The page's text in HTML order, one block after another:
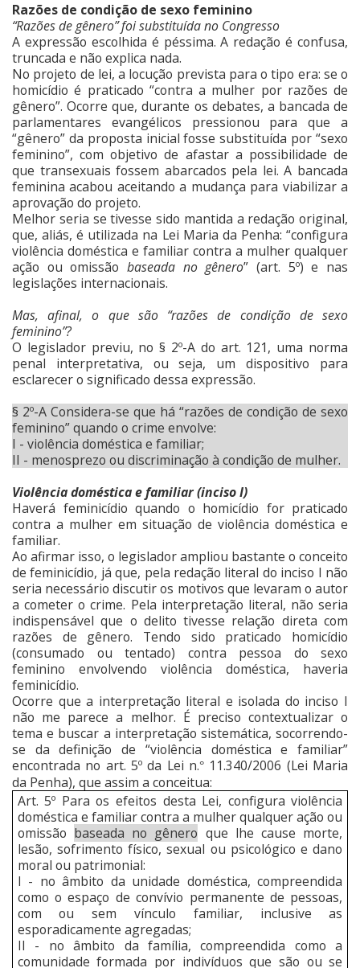
Razões de condição de sexo feminino
“Razões de gênero” foi substituída no Congresso
A expressão escolhida é péssima. A redação é confusa,
truncada e não explica nada.
No projeto de lei, a locução prevista para o tipo era: se o
homicídio é praticado “contra a mulher por razões de
gênero”. Ocorre que, durante os debates, a bancada de
parlamentares evangélicos pressionou para que a
“gênero” da proposta inicial fosse substituída por “sexo
feminino”, com objetivo de afastar a possibilidade de
que transexuais fossem abarcados pela lei. A bancada
feminina acabou aceitando a mudança para viabilizar a
aprovação do projeto.
Melhor seria se tivesse sido mantida a redação original,
que, aliás, é utilizada na Lei Maria da Penha: “configura
violência doméstica e familiar contra a mulher qualquer
ação ou omissão baseada no gênero” (art. 5º) e nas
legislações internacionais.
Mas, afinal, o que são “razões de condição de sexo
feminino”?
O legislador previu, no § 2º-A do art. 121, uma norma
penal interpretativa, ou seja, um dispositivo para
esclarecer o significado dessa expressão.
§ 2º-A Considera-se que há “razões de condição de sexo
feminino” quando o crime envolve:
I - violência doméstica e familiar;
II - menosprezo ou discriminação à condição de mulher.
Violência doméstica e familiar (inciso I)
Haverá feminicídio quando o homicídio for praticado
contra a mulher em situação de violência doméstica e
familiar.
Ao afirmar isso, o legislador ampliou bastante o conceito
de feminicídio, já que, pela redação literal do inciso I não
seria necessário discutir os motivos que levaram o autor
a cometer o crime. Pela interpretação literal, não seria
indispensável que o delito tivesse relação direta com
razões de gênero. Tendo sido praticado homicídio
(consumado ou tentado) contra pessoa do sexo
feminino envolvendo violência doméstica, haveria
feminicídio.
Ocorre que a interpretação literal e isolada do inciso I
não me parece a melhor. É preciso contextualizar o
tema e buscar a interpretação sistemática, socorrendo-
se da definição de “violência doméstica e familiar”
encontrada no art. 5º da Lei n.° 11.340/2006 (Lei Maria
da Penha), que assim a conceitua:
Art. 5º Para os efeitos desta Lei, configura violência
doméstica e familiar contra a mulher qualquer ação ou
omissão baseada no gênero que lhe cause morte,
lesão, sofrimento físico, sexual ou psicológico e dano
moral ou patrimonial:
I - no âmbito da unidade doméstica, compreendida
como o espaço de convívio permanente de pessoas,
com ou sem vínculo familiar, inclusive as
esporadicamente agregadas;
II - no âmbito da família, compreendida como a
comunidade formada por indivíduos que são ou se